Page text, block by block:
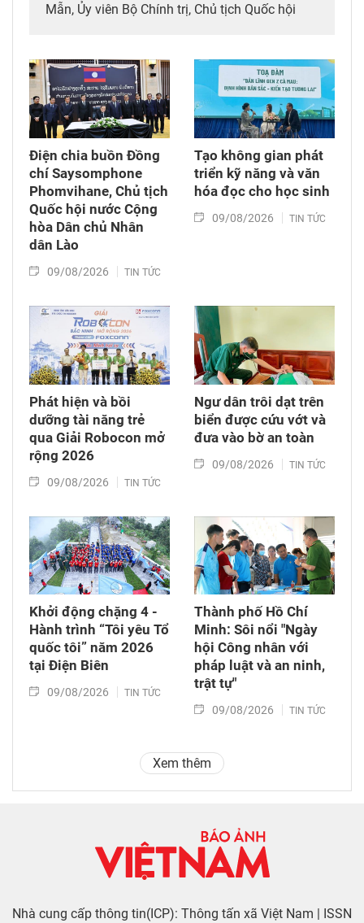
Mẫn, Ủy viên Bộ Chính trị, Chủ tịch Quốc hội
trị, Chủ tịch Quốc hội Lào.
Điện chia buồn Đồng
chí Saysomphone
Phomvihane, Chủ tịch
Quốc hội nước Cộng
hòa Dân chủ Nhân
dân Lào
09/08/2026 TIN TỨC
Tạo không gian phát
triển kỹ năng và văn
hóa đọc cho học sinh
09/08/2026 TIN TỨC
Phát hiện và bồi
dưỡng tài năng trẻ
qua Giải Robocon mở
rộng 2026
09/08/2026 TIN TỨC
Ngư dân trôi dạt trên
biển được cứu vớt và
đưa vào bờ an toàn
09/08/2026 TIN TỨC
Khởi động chặng 4 -
Hành trình “Tôi yêu Tổ
quốc tôi” năm 2026
tại Điện Biên
09/08/2026 TIN TỨC
Thành phố Hồ Chí
Minh: Sôi nổi "Ngày
hội Công nhân với
pháp luật và an ninh,
trật tự"
09/08/2026 TIN TỨC
Xem thêm
Nhà cung cấp thông tin(ICP): Thông tấn xã Việt Nam | ISSN